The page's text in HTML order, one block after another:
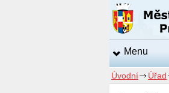
Menu
Úvodní Úřad